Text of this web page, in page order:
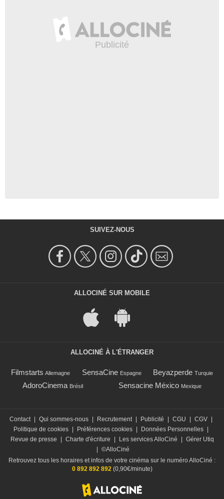
SUIVEZ-NOUS
ALLOCINÉ SUR MOBILE
ALLOCINÉ À L'ÉTRANGER
Filmstarts Allemagne SensaCine Espagne Beyazperde Turquie
AdoroCinema Brésil Sensacine México Mexique
Contact Qui sommes-nous Recrutement Publicité CGU CGV
Politique de cookies
Préférences cookies Données Personnelles
Revue de presse
Charte d'écriture Les services AlloCiné
Gérer Utiq
©AlloCiné
Retrouvez tous les horaires et infos de votre cinéma sur le numéro AlloCiné :
0 892 892 892(0,90€/minute)